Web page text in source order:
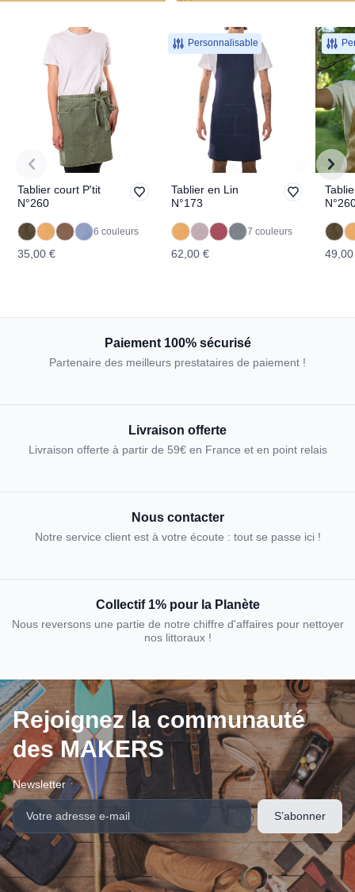
Tablier court P'tit
N°260
6 couleurs
35,00 €
Personnalisable
Tablier en Lin
N°173
7 couleurs
62,00 €
Paiement 100% sécurisé
Partenaire des meilleurs prestataires de paiement !
Livraison offerte
Livraison offerte à partir de 59€ en France et en point relais
Nous contacter
Notre service client est à votre écoute : tout se passe ici !
Collectif 1% pour la Planète
Nous reversons une partie de notre chiffre d'affaires pour nettoyer
nos littoraux !
Rejoignez la communauté
des MAKERS
Newsletter